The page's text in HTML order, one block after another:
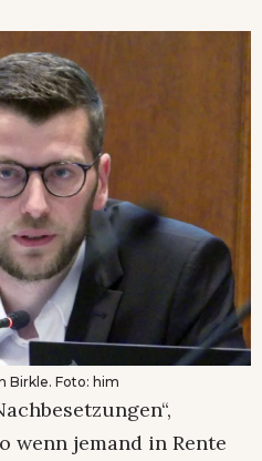
Birkle. Foto: him
wenn jemand in Rente